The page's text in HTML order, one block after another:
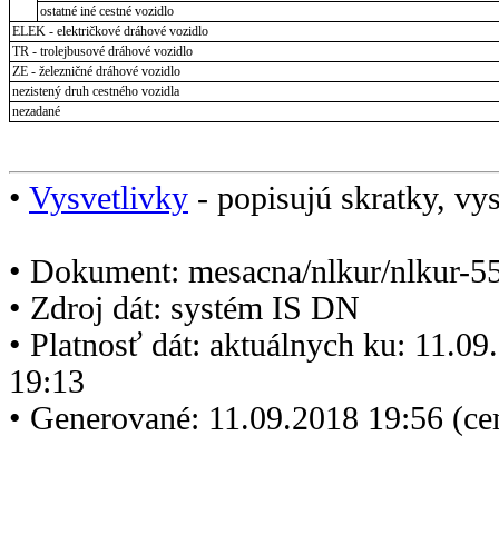
ostatné iné cestné vozidlo
ELEK - električkové dráhové vozidlo
TR - trolejbusové dráhové vozidlo
ZE - železničné dráhové vozidlo
nezistený druh cestného vozidla
nezadané
• Vysvetlivky - popisujú skratky,
• Dokument: mesacna/nlkur/nlkur-
• Zdroj dát: systém IS DN
• Platnosť dát: aktuálnych ku:
19:13
• Generované: 11.09.2018 19:56